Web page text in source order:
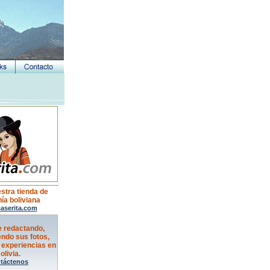
tienda de
boliviana
redactando,
sus fotos,
en